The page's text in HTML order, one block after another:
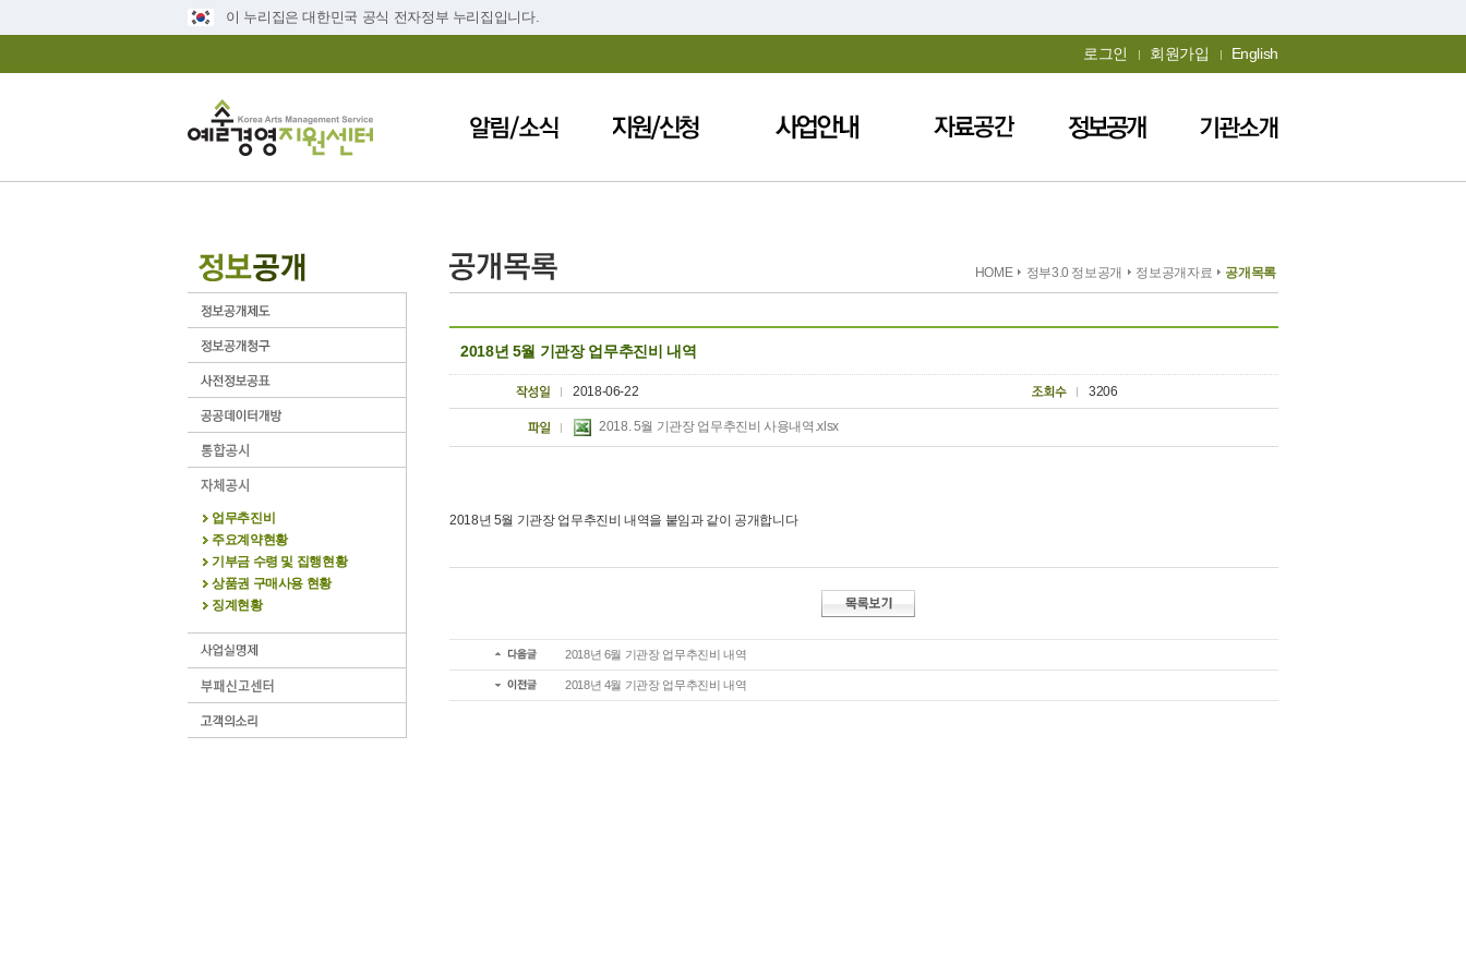
이 누리집은 대한민국 공식 전자정부 누리집입니다.
로그인 회원가입 English
업무추진비
주요계약현황
기부금 수령 및 집행현황
상품권 구매사용 현황
징계현황
HOME 정부3.0 정보공개 정보공개자료 공개목록
2018년 5월 기관장 업무추진비 내역
2018-06-22 3206
2018. 5월 기관장 업무추진비 사용내역.xlsx
2018년 5월 기관장 업무추진비 내역을 붙임과 같이 공개합니다
2018년 6월 기관장 업무추진비 내역
2018년 4월 기관장 업무추진비 내역